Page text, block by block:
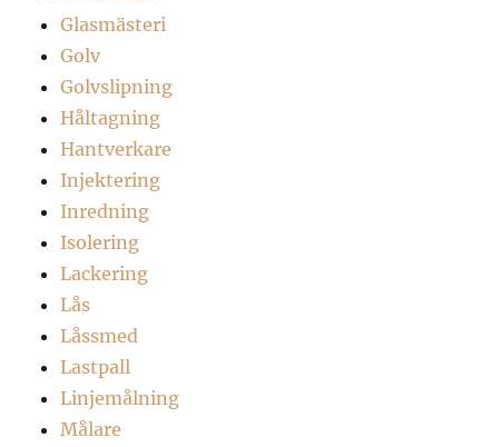
Glasmästeri
Golv
Golvslipning
Håltagning
Hantverkare
Injektering
Inredning
Isolering
Lackering
Lås
Låssmed
Lastpall
Linjemålning
Målare